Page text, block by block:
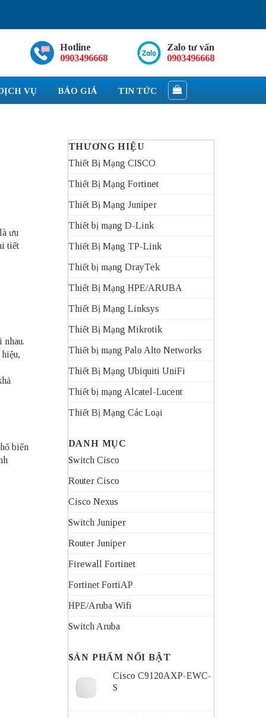
Hotline
0903496668
Zalo tư vấn
0903496668
VỤ BÁO GIÁ TIN TỨC
ưu
tiết
biến
THƯƠNG HIỆU
Thiết Bị Mạng CISCO
Thiết Bị Mạng Fortinet
Thiết Bị Mạng Juniper
Thiết bị mạng D-Link
Thiết Bị Mạng TP-Link
Thiết bị mạng DrayTek
Thiết Bị Mạng HPE/ARUBA
Thiết Bị Mạng Linksys
Thiết Bị Mạng Mikrotik
Thiết bị mạng Palo Alto Networks
Thiết Bị Mạng Ubiquiti UniFi
Thiết bị mạng Alcatel-Lucent
Thiết Bị Mạng Các Loại
DANH MỤC
Switch Cisco
Router Cisco
Cisco Nexus
Switch Juniper
Router Juniper
Firewall Fortinet
Fortinet FortiAP
HPE/Aruba Wifi
Switch Aruba
SẢN PHẨM NỔI BẬT
Cisco C9120AXP-EWC-
S